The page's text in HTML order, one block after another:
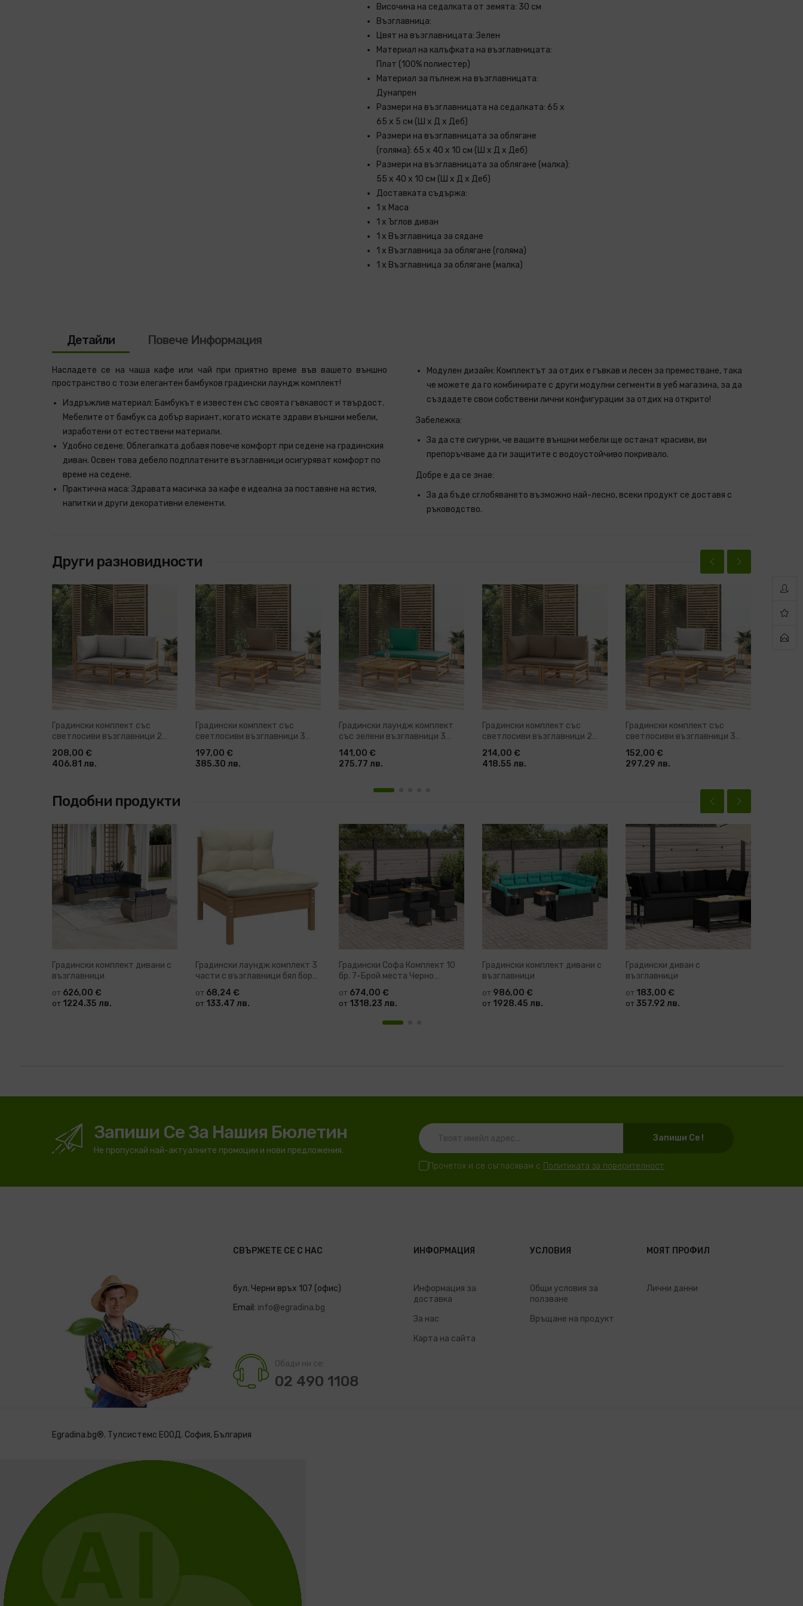
Височина на седалката от земята: 30 см
Възглавница:
Цвят на възглавницата: Зелен
Материал на калъфката на възглавницата:
Плат (100% полиестер)
Материал за пълнеж на възглавницата:
Дунапрен
Размери на възглавницата на седалката: 65 x
65 x 5 см (Ш x Д x Деб)
Размери на възглавницата за облягане
(голяма): 65 x 40 x 10 см (Ш х Д x Деб)
Размери на възглавницата за облягане (малка):
55 x 40 x 10 см (Ш х Д x Деб)
Доставката съдържа:
1 х Маса
1 х Ъглов диван
1 х Възглавница за сядане
1 x Възглавница за облягане (голяма)
1 x Възглавница за облягане (малка)
Детайли
Насладете се на чаша кафе или чай при приятно време във вашето външно
пространство с този елегантен бамбуков градински лаундж комплект!
Издръжлив материал: Бамбукът е известен със своята гъвкавост и твърдост.
Мебелите от бамбук са добър вариант, когато искате здрави външни мебели,
изработени от естествени материали.
Удобно седене: Облегалката добавя повече комфорт при седене на градинския
диван. Освен това дебело подплатените възглавници осигуряват комфорт по
време на седене.
Практична маса: Здравата масичка за кафе е идеална за поставяне на ястия,
напитки и други декоративни елементи.
Модулен дизайн: Комплектът за отдих е гъвкав и лесен за преместване, така
че можете да го комбинирате с други модулни сегменти в уеб магазина, за да
създадете свои собствени лични конфигурации за отдих на открито!
Забележка:
За да сте сигурни, че вашите външни мебели ще останат красиви, ви
препоръчваме да ги защитите с водоустойчиво покривало.
Добре е да се знае:
За да бъде сглобяването възможно най-лесно, всеки продукт се доставя с
ръководство.
Повече Информация
Други разновидности
Градински комплект със
светлосиви възглавници 2
части бамбук
208,00 €
406.81 лв.
Градински комплект със
светлосиви възглавници 3
части бамбук
197,00 €
385.30 лв.
Градински лаундж комплект
със зелени възглавници 3
части бамбук
141,00 €
275.77 лв.
Градински комплект със
светлосиви възглавници 2
части бамбук
214,00 €
418.55 лв.
Градински комплект със
светлосиви възглавници 3
части бамбук
152,00 €
297.29 лв.
Подобни продукти
Градински комплект дивани с
възглавници
от 626,00 €
от 1224.35 лв.
Градински лаундж комплект 3
части с възглавници бял бор
масив Dilan
от 68,24 €
от 133.47 лв.
Градински Софа Комплект 10
бр. 7-Брой места Черно
Полиратан
от 674,00 €
от 1318.23 лв.
Градински комплект дивани с
възглавници
от 986,00 €
от 1928.45 лв.
Градински диван с
възглавници
от 183,00 €
от 357.92 лв.
Запиши Се За Нашия Бюлетин
Не пропускай най-актуалните промоции и нови предложения.
Запиши Се !
Прочетох и се съгласявам с Политиката за поверителност.
СВЪРЖЕТЕ СЕ С НАС
бул. Черни връх 107 (офис)
Email: info@egradina.bg
Обади ни се:
02 490 1108
ИНФОРМАЦИЯ
Информация за
доставка
За нас
Карта на сайта
УСЛОВИЯ
Общи условия за
ползване
Връщане на продукт
МОЯТ ПРОФИЛ
Лични данни
Egradina.bg®. Тулсистемс ЕООД. София, България